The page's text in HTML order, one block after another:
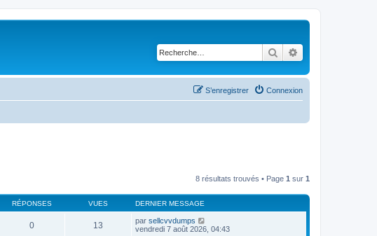
Rechercher
Connexion
S’enregistrer
8 résultats trouvés • Page 1 sur 1
RÉPONSES VUES DERNIER MESSAGE
0 13 par sellcvvdumps
vendredi 7 août 2026, 04:43